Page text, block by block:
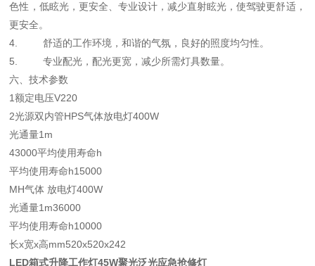
色性，低眩光，更安全、专业设计，减少直射眩光，使驾驶更舒适，
更安全。
4. 舒适的工作环境，和谐的气氛，良好的照度均匀性。
5. 专业配光，配光更宽，减少所需灯具数量。
六、技术参数
1额定电压V220
2光源双内管HPS气体放电灯400W
光通量1m
43000平均使用寿命h
平均使用寿命h15000
MH气体 放电灯400W
光通量1m36000
平均使用寿命h10000
长x宽x高mm520x520x242
LED箱式升降工作灯45W聚光泛光应急抢修灯